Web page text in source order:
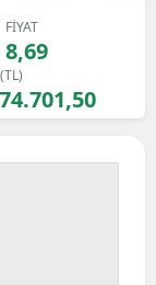
Antalya
FİYAT
8,69